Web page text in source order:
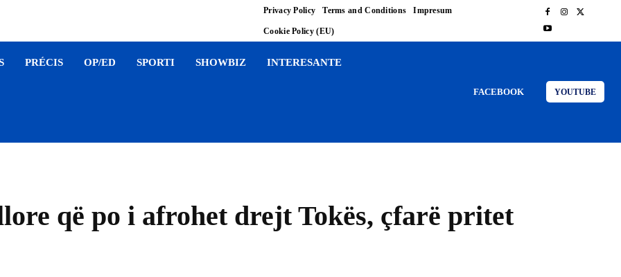
Privacy Policy Terms and Conditions Impresum
Cookie Policy (EU)
PRÉCIS OP/ED SPORTI SHOWBIZ INTERESANTE
FACEBOOK YOUTUBE
që po i afrohet drejt Tokës, çfarë pritet